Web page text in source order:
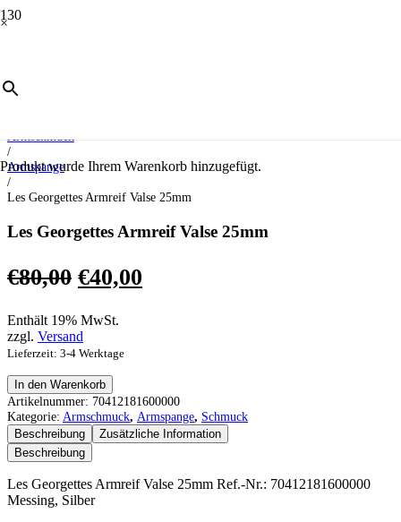
×
Produktwurde Ihrem Warenkorb hinzugefügt.
/
/
Armspange
/
Les Georgettes Armreif Valse 25mm
Les Georgettes Armreif Valse 25mm
€80,00 Ursprünglicher
war:
€80,00
€40,00
Enthält 19% MwSt.
zzgl. Versand
Lieferzeit: 3-4 Werktage
Les
Georgettes
Armreif
Valse
25mm
Menge
In den Warenkorb
Artikelnummer: 70412181600000
Kategorie: Armschmuck, Armspange, Schmuck
Beschreibung
Zusätzliche Information
Beschreibung
Les Georgettes Armreif Valse 25mm Ref.-Nr.: 70412181600000
Messing, Silber